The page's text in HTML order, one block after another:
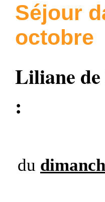
Séjour
octobre
Liliane
:
du